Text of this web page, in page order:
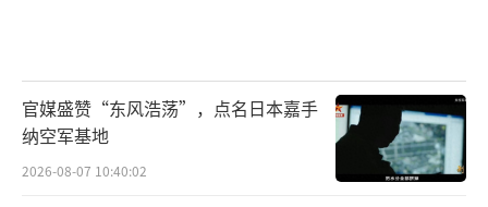
官媒盛赞“东风浩荡”，点名日本嘉手
纳空军基地
2026-08-07 10:40:02